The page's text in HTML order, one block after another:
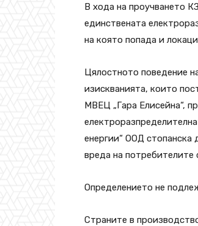
В хода на проучването
единствената
на която попада и
Цялостното поведение
изискванията, които
МВЕЦ „Гара Елисейна“,
енергии“ ООД стопанска
вреда на потребителите
Определението не
Страните в